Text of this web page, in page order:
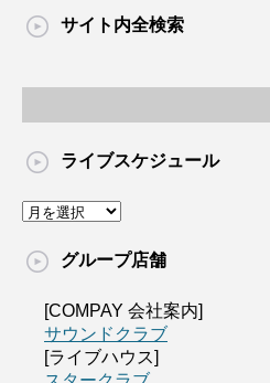
サイト内全検索
ライブスケジュール
グループ店舗
[COMPAY 会社案内]
サウンドクラブ
[ライブハウス]